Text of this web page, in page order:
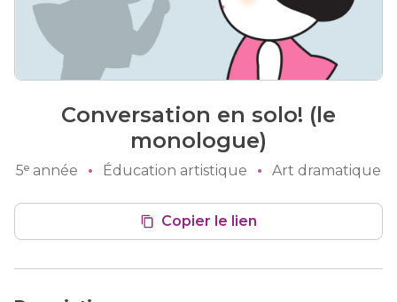
Conversation en solo! (le
monologue)
5ᵉ année Éducation artistique Art dramatique
Copier le lien